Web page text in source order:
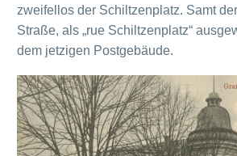
zweifellos der Schiltzenplatz. Samt
Straße, als „rue Schiltzenplatz“
dem jetzigen Postgebäude.